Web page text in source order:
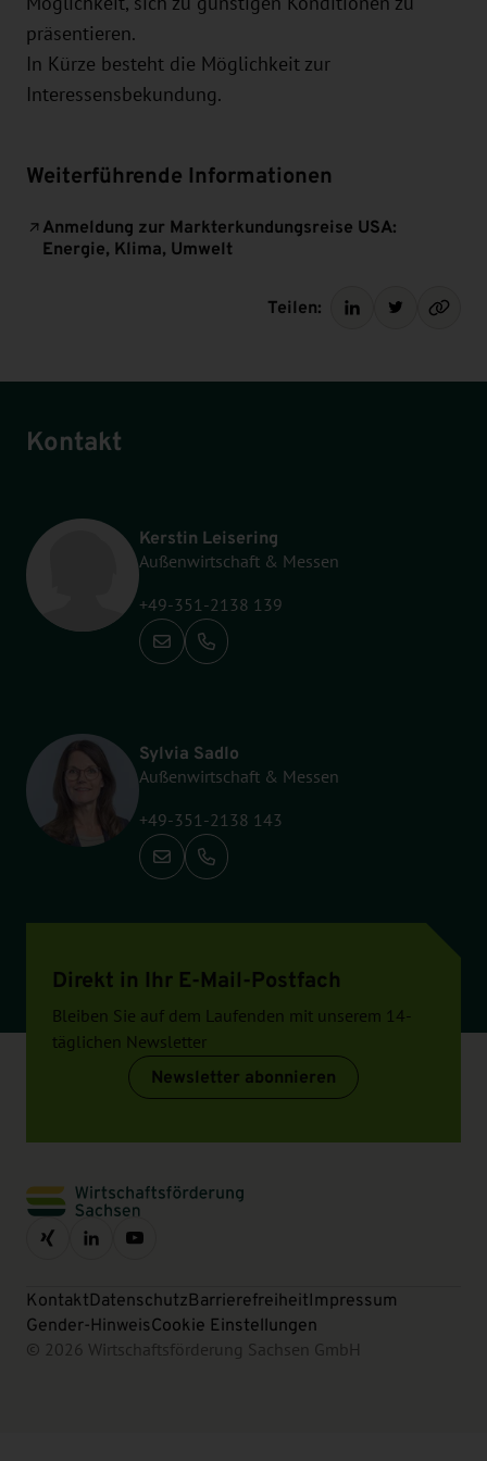
präsentieren.
In Kürze besteht die Möglichkeit zur
Interessensbekundung.
Weiterführende Informationen
Anmeldung zur Markterkundungsreise USA:
Energie, Klima, Umwelt
Teilen:
Kontakt
Kerstin Leisering
Außenwirtschaft & Messen
+49-351-2138 139
Anrufen: +49-351-2138 139
Sylvia Sadlo
Außenwirtschaft & Messen
+49-351-2138 143
Anrufen: +49-351-2138 143
Direkt in Ihr E-Mail-Postfach
Bleiben Sie auf dem Laufenden mit unserem 14-
täglichen Newsletter
Newsletter abonnieren
KontaktDatenschutzBarrierefreiheitImpressum
Gender-HinweisCookie Einstellungen
© 2026 Wirtschaftsförderung Sachsen GmbH